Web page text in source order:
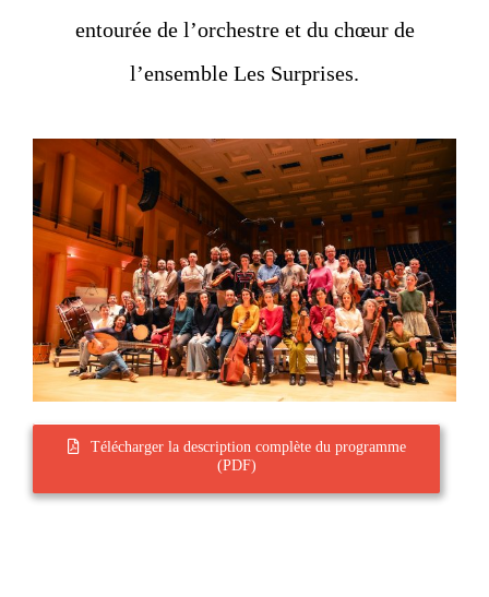
entourée de l’orchestre et du chœur de
l’ensemble Les Surprises.
Télécharger la description complète du programme
(PDF)